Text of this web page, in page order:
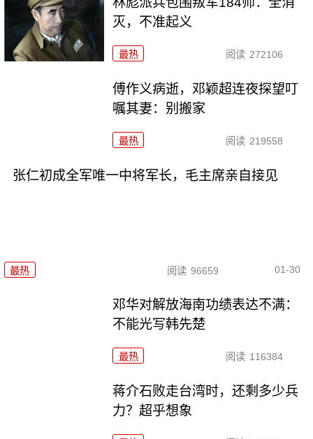
灭，不准起义
最热 阅读 272106
傅作义病逝，邓颖超连夜探望叮
嘱其妻：别搬家
最热 阅读 219558
张仁初成全军唯一中将军长，毛主席亲自接见
最热 阅读 96659 01-30
邓华对解放海南功绩表达不满：
不能光写韩先楚
最热 阅读 116384
蒋介石败走台湾时，还剩多少兵
力？超乎想象